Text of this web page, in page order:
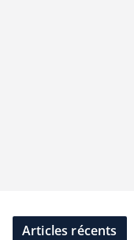
Articles récents